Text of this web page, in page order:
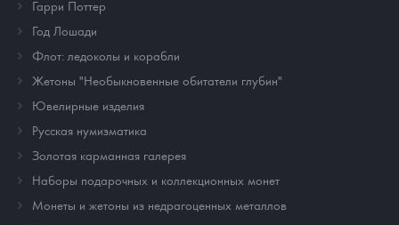
Гарри Поттер
Год Лошади
Флот: ледоколы и корабли
Жетоны "Необыкновенные обитатели глубин"
Ювелирные изделия
Русская нумизматика
Золотая карманная галерея
Наборы подарочных и коллекционных монет
Монеты и жетоны из недрагоценных металлов